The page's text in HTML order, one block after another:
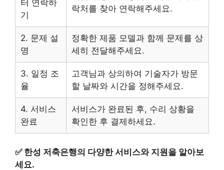
터 연락하
기
락처를 찾아 연락해주세요.
2. 문제 설
명
정확한 제품 모델과 함께 문제를 상
세히 전달해주세요.
3. 일정 조
율
고객님과 상의하여 기술자가 방문
할 날짜와 시간을 정해주세요.
4. 서비스
완료
서비스가 완료된 후, 수리 상황을
확인한 후 결제하세요.
✅ 한성 저축은행의 다양한 서비스와 지원을 알아보
세요.